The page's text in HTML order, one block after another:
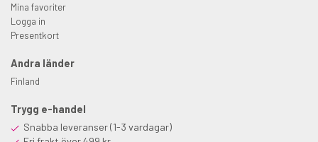
Mina favoriter
Logga in
Presentkort
Andra länder
Finland
Trygg e-handel
Snabba leveranser (1-3 vardagar)